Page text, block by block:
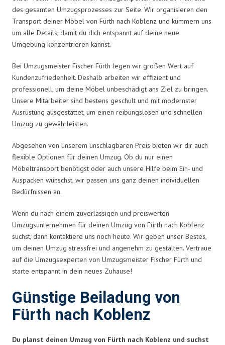
des gesamten Umzugsprozesses zur Seite. Wir organisieren den
Transport deiner Möbel von Fürth nach Koblenz und kümmern uns
um alle Details, damit du dich entspannt auf deine neue
Umgebung konzentrieren kannst.
Bei Umzugsmeister Fischer Fürth legen wir großen Wert auf
Kundenzufriedenheit. Deshalb arbeiten wir effizient und
professionell, um deine Möbel unbeschädigt ans Ziel zu bringen.
Unsere Mitarbeiter sind bestens geschult und mit modernster
Ausrüstung ausgestattet, um einen reibungslosen und schnellen
Umzug zu gewährleisten.
Abgesehen von unserem unschlagbaren Preis bieten wir dir auch
flexible Optionen für deinen Umzug. Ob du nur einen
Möbeltransport benötigst oder auch unsere Hilfe beim Ein- und
Auspacken wünschst, wir passen uns ganz deinen individuellen
Bedürfnissen an.
Wenn du nach einem zuverlässigen und preiswerten
Umzugsunternehmen für deinen Umzug von Fürth nach Koblenz
suchst, dann kontaktiere uns noch heute. Wir geben unser Bestes,
um deinen Umzug stressfrei und angenehm zu gestalten. Vertraue
auf die Umzugsexperten von Umzugsmeister Fischer Fürth und
starte entspannt in dein neues Zuhause!
Günstige Beiladung von
Fürth nach Koblenz
Du planst deinen Umzug von Fürth nach Koblenz und suchst